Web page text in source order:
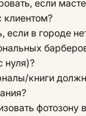
если
клиентом?
если в городе
нуля)?
книги
фотозону